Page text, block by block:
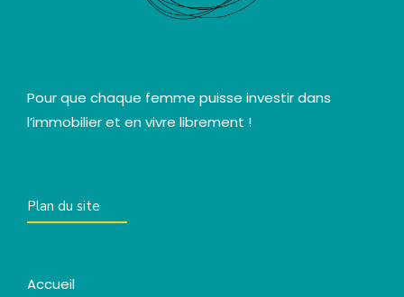
Pour que chaque femme puisse investir dans
l’immobilier et en vivre librement !
Plan du site
Accueil